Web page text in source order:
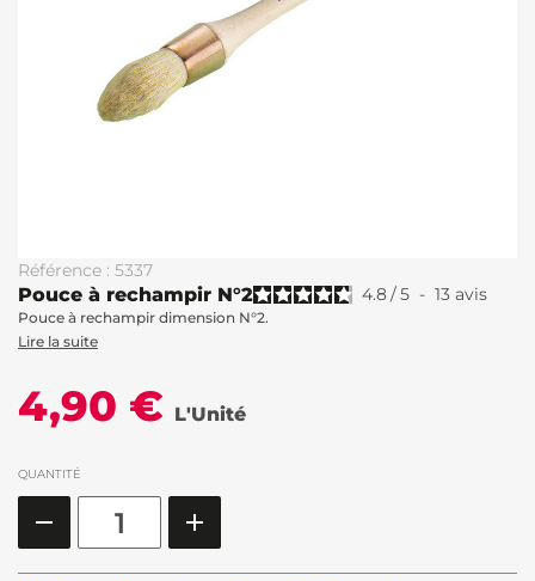
Référence : 5337
Pouce à rechampir N°2 4.8/5 - 13 avis
Pouce à rechampir dimension N°2.
Lire la suite
4,90 € L'Unité
QUANTITÉ